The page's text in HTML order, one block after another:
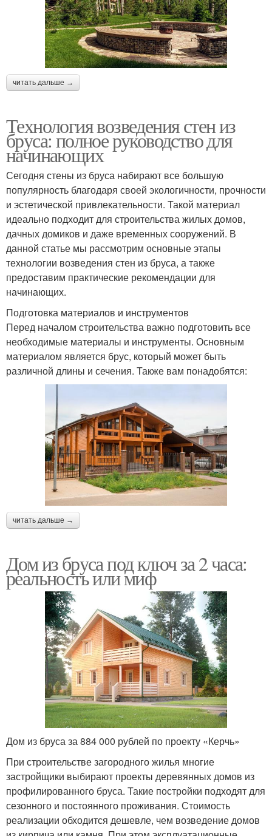
читать дальше →
Технология возведения стен из
бруса: полное руководство для
начинающих
Сегодня стены из бруса набирают все большую
популярность благодаря своей экологичности, прочности
и эстетической привлекательности. Такой материал
идеально подходит для строительства жилых домов,
дачных домиков и даже временных сооружений. В
данной статье мы рассмотрим основные этапы
технологии возведения стен из бруса, а также
предоставим практические рекомендации для
начинающих.
Подготовка материалов и инструментов
Перед началом строительства важно подготовить все
необходимые материалы и инструменты. Основным
материалом является брус, который может быть
различной длины и сечения. Также вам понадобятся:
читать дальше →
Дом из бруса под ключ за 2 часа:
реальность или миф
Дом из бруса за 884 000 рублей по проекту «Керчь»
При строительстве загородного жилья многие
застройщики выбирают проекты деревянных домов из
профилированного бруса. Такие постройки подходят для
сезонного и постоянного проживания. Стоимость
реализации обходится дешевле, чем возведение домов